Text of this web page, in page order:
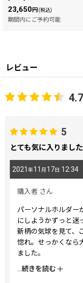
23,650円(税込)
期間内にご予約可能
レビュー
5
とても気に入りました
2021 年11 月 17日 12:34
購入者 さん
パーソナルホルダー
にしようかずっと迷
新柄の気球を見て、
惚れ。せっかくなら
ました。
実物は良い意味で色
いという感じでとて
続きを読む